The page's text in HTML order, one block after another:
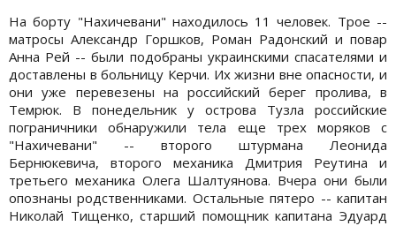
На борту "Нахичевани" находилось 11 человек. Трое --
матросы Александр Горшков, Роман Радонский и повар
Анна Рей -- были подобраны украинскими спасателями и
доставлены в больницу Керчи. Их жизни вне опасности, и
они уже перевезены на российский берег пролива, в
Темрюк. В понедельник у острова Тузла российские
пограничники обнаружили тела еще трех моряков с
"Нахичевани" -- второго штурмана Леонида
Бернюкевича, второго механика Дмитрия Реутина и
третьего механика Олега Шалтуянова. Вчера они были
опознаны родственниками. Остальные пятеро -- капитан
Николай Тищенко, старший помощник капитана Эдуард